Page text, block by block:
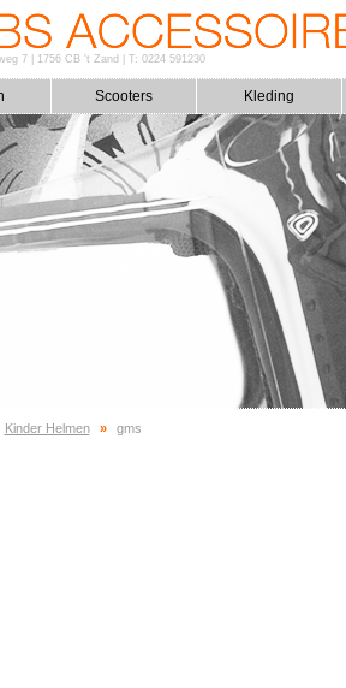
7| 1756 CB 't Zand T: 0224 591230
Scooters Kleding
Kinder Helmen » gms